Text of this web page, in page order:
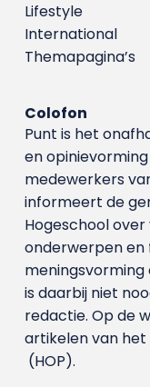
Lifestyle
International
Themapagina’s
Colofon
Punt is het
en
medewerkers
informeert de
Hogeschool
onderwerpen en
meningsvorming
is daarbij niet
redactie. Op de
artikelen van het
(HOP).